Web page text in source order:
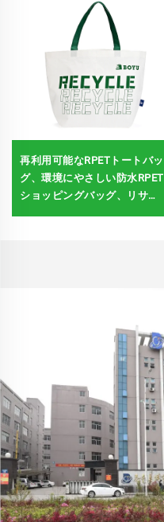
再利用可能なRPETトートバッ
グ、環境にやさしい防水RPET
ショッピングバッグ、リサイ